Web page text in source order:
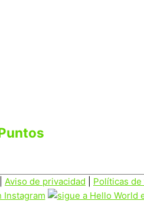
Aviso de privacidad Políticas